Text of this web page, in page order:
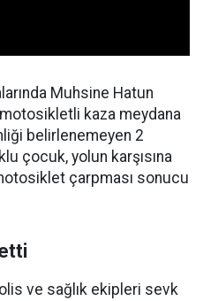
Muhsine Hatun
kaza meydana
belirlenemeyen 2
çocuk, yolun karşısına
çarpması sonucu
ve sağlık ekipleri sevk